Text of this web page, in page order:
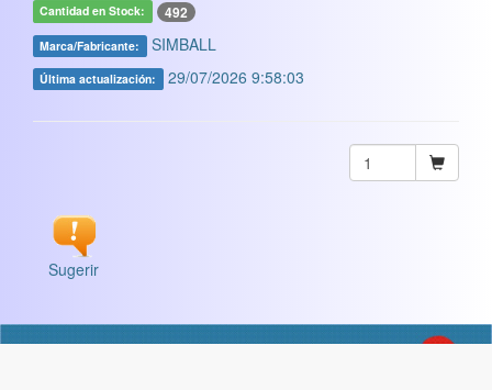
Cantidad en Stock: 492
Marca/Fabricante: SIMBALL
Última actualización: 29/07/2026 9:58:03
Sugerir